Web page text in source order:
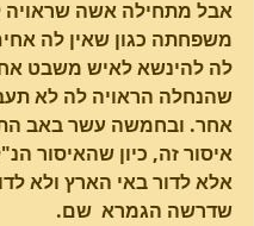
אבל מתחילה אשה
משפחתה כגון שאין לה
לה להינשא לאיש משבט
שהנחלה הראויה לה לא
אחר. ובחמשה עשר באב
איסור זה, כיון שהאיסור
אלא לדור באי הארץ ולא
שדרשה הגמרא  שם.